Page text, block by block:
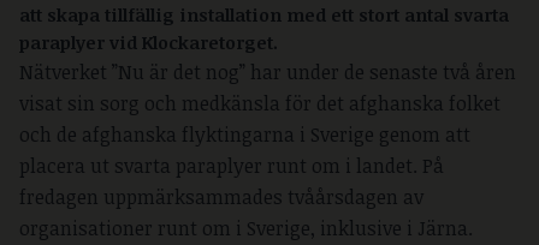
att skapa tillfällig installation med ett stort antal svarta
paraplyer vid Klockaretorget.
Nätverket ”Nu är det nog” har under de senaste två åren
visat sin sorg och medkänsla för det afghanska folket
och de afghanska flyktingarna i Sverige genom att
placera ut svarta paraplyer runt om i landet. På
fredagen uppmärksammades tvåårsdagen av
organisationer runt om i Sverige, inklusive i Järna.